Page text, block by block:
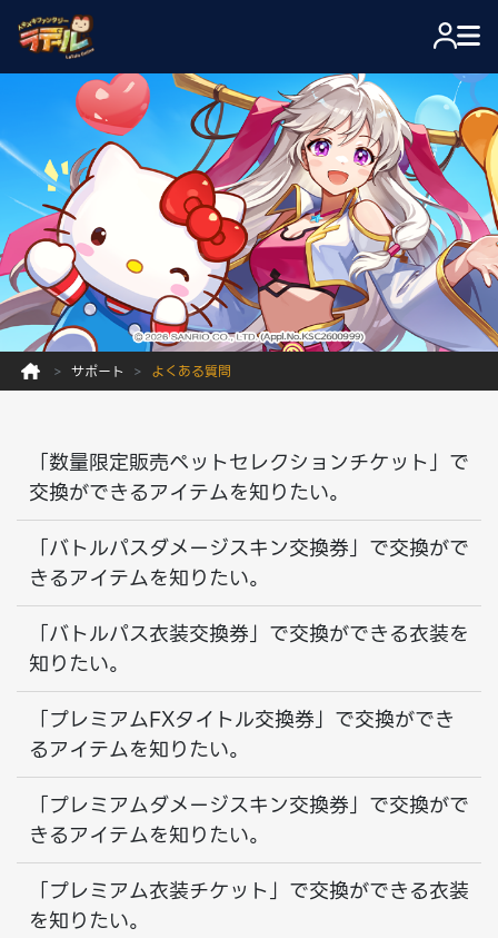
サポート よくある質問
「数量限定販売ペットセレクションチケット」で
交換ができるアイテムを知りたい。
「バトルパスダメージスキン交換券」で交換がで
きるアイテムを知りたい。
「バトルパス衣装交換券」で交換ができる衣装を
知りたい。
「プレミアムFXタイトル交換券」で交換ができ
るアイテムを知りたい。
「プレミアムダメージスキン交換券」で交換がで
きるアイテムを知りたい。
「プレミアム衣装チケット」で交換ができる衣装
を知りたい。